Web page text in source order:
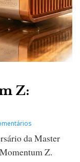
Z:
da Master
Z.